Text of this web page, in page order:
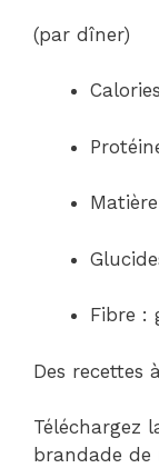
(par dîner)
Fibre :
Des recettes
Téléchargez
brandade de